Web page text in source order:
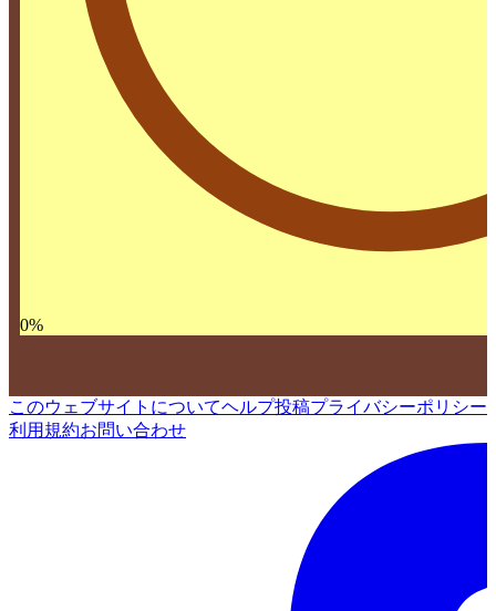
0%
このウェブサイトについてヘルプ投稿プライバシーポリシー
利用規約お問い合わせ